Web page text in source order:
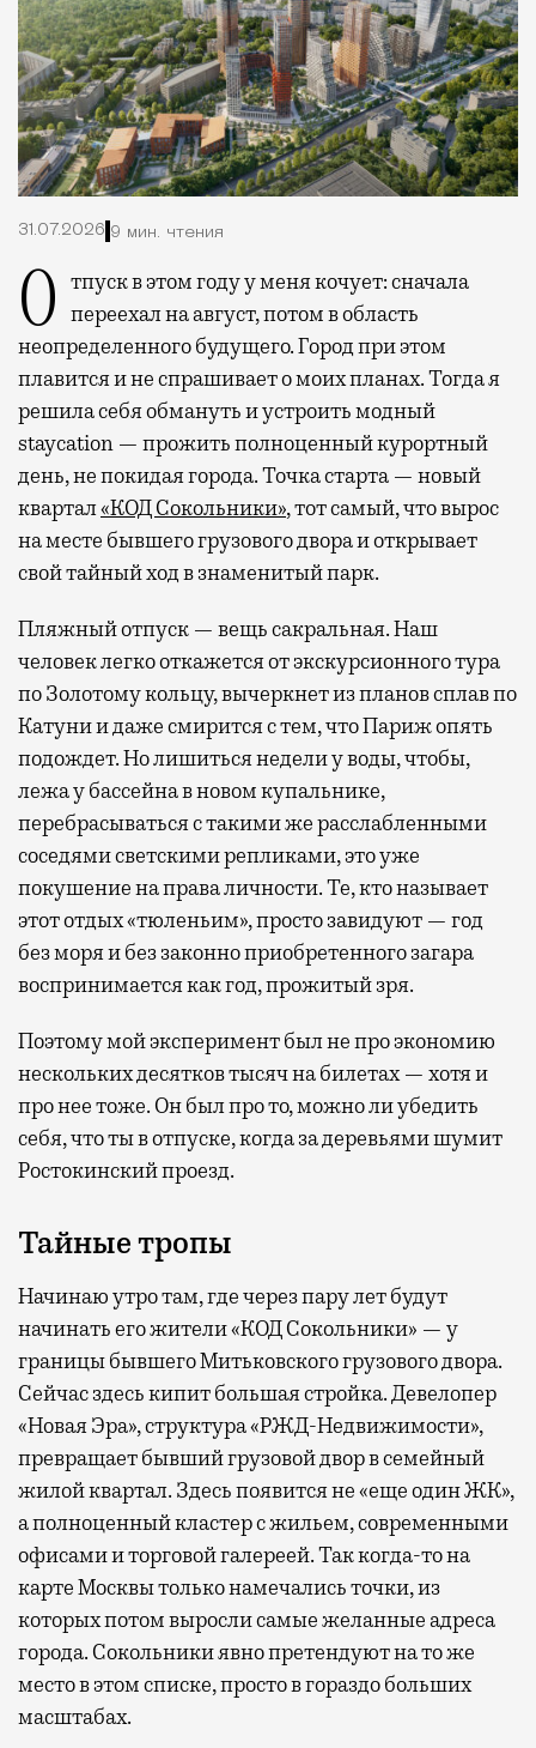
31.07.2026 9 мин. чтения
Отпуск в этом году у меня кочует: сначала переехал на август, потом в область
неопределенного будущего. Город при этом
плавится и не спрашивает о моих планах. Тогда я
решила себя обмануть и устроить модный
staycation — прожить полноценный курортный
день, не покидая города. Точка старта — новый
квартал«КОД Сокольники», тот самый, что вырос
на месте бывшего грузового двора и открывает
свой тайный ход в знаменитый парк.
Пляжный отпуск — вещь сакральная. Наш
человек легко откажется от экскурсионного тура
по Золотому кольцу, вычеркнет из планов сплав по
Катуни и даже смирится с тем, что Париж опять
подождет. Но лишиться недели у воды, чтобы,
лежа у бассейна в новом купальнике,
перебрасываться с такими же расслабленными
соседями светскими репликами, это уже
покушение на права личности. Те, кто называет
этот отдых «тюленьим», просто завидуют — год
без моря и без законно приобретенного загара
воспринимается как год, прожитый зря.
Поэтому мой эксперимент был не про экономию
нескольких десятков тысяч на билетах — хотя и
про нее тоже. Он был про то, можно ли убедить
себя, что ты в отпуске, когда за деревьями шумит
Ростокинский проезд.
Тайные тропы
Начинаю утро там, где через пару лет будут
начинать его жители «КОД Сокольники» — у
границы бывшего Митьковского грузового двора.
Сейчас здесь кипит большая стройка. Девелопер
«Новая Эра», структура «РЖД-Недвижимости»,
превращает бывший грузовой двор в семейный
жилой квартал. Здесь появится не «еще один ЖК»,
а полноценный кластер с жильем, современными
офисами и торговой галереей. Так когда-то на
карте Москвы только намечались точки, из
которых потом выросли самые желанные адреса
города. Сокольники явно претендуют на то же
место в этом списке, просто в гораздо больших
масштабах.